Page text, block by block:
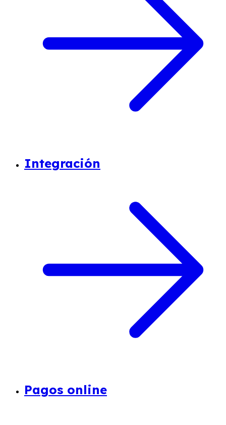
Integración
Pagos online